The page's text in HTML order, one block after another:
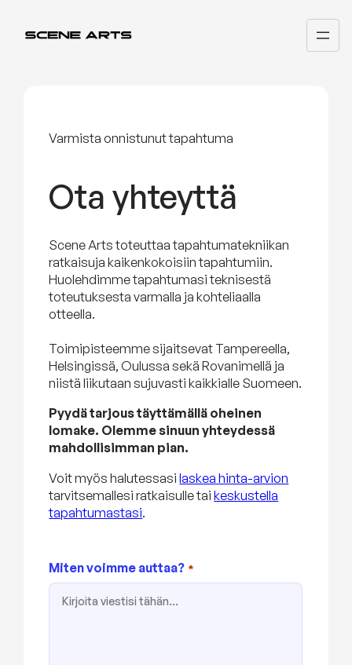
sisältöön
Varmista onnistunut tapahtuma
Ota yhteyttä
Scene Arts toteuttaa tapahtumatekniikan
ratkaisuja kaikenkokoisiin tapahtumiin.
Huolehdimme tapahtumasi teknisestä
toteutuksesta varmalla ja kohteliaalla
otteella.
Toimipisteemme sijaitsevat Tampereella,
Helsingissä, Oulussa sekä Rovanimellä ja
niistä liikutaan sujuvasti kaikkialle Suomeen.
Pyydä tarjous täyttämällä oheinen
lomake. Olemme sinuun yhteydessä
mahdollisimman pian.
Voit myös halutessasilaskea hinta-arvion
tarvitsemallesi ratkaisulle taikeskustella
tapahtumastasi.
Miten voimme auttaa? *